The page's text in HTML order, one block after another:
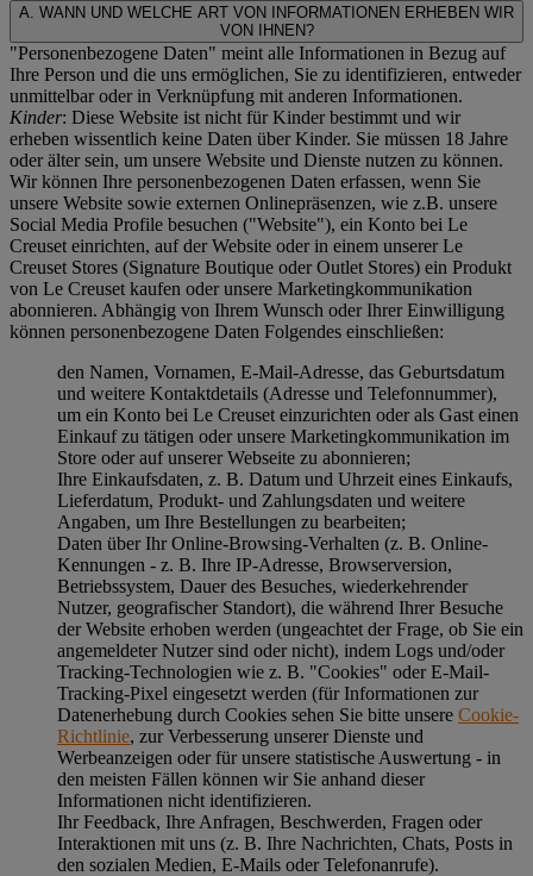
A. WANN UND WELCHE ART VON INFORMATIONEN ERHEBEN WIR
VON IHNEN?
"Personenbezogene Daten" meint alle Informationen in Bezug auf
Ihre Person und die uns ermöglichen, Sie zu identifizieren, entweder
unmittelbar oder in Verknüpfung mit anderen Informationen.
Kinder: Diese Website ist nicht für Kinder bestimmt und wir
erheben wissentlich keine Daten über Kinder. Sie müssen 18 Jahre
oder älter sein, um unsere Website und Dienste nutzen zu können.
Wir können Ihre personenbezogenen Daten erfassen, wenn Sie
unsere Website sowie externen Onlinepräsenzen, wie z.B. unsere
Social Media Profile besuchen ("Website"), ein Konto bei Le
Creuset einrichten, auf der Website oder in einem unserer Le
Creuset Stores (Signature Boutique oder Outlet Stores) ein Produkt
von Le Creuset kaufen oder unsere Marketingkommunikation
abonnieren. Abhängig von Ihrem Wunsch oder Ihrer Einwilligung
können personenbezogene Daten Folgendes einschließen:
den Namen, Vornamen, E-Mail-Adresse, das Geburtsdatum
und weitere Kontaktdetails (Adresse und Telefonnummer),
um ein Konto bei Le Creuset einzurichten oder als Gast einen
Einkauf zu tätigen oder unsere Marketingkommunikation im
Store oder auf unserer Webseite zu abonnieren;
Ihre Einkaufsdaten, z. B. Datum und Uhrzeit eines Einkaufs,
Lieferdatum, Produkt- und Zahlungsdaten und weitere
Angaben, um Ihre Bestellungen zu bearbeiten;
Daten über Ihr Online-Browsing-Verhalten (z. B. Online-
Kennungen - z. B. Ihre IP-Adresse, Browserversion,
Betriebssystem, Dauer des Besuches, wiederkehrender
Nutzer, geografischer Standort), die während Ihrer Besuche
der Website erhoben werden (ungeachtet der Frage, ob Sie ein
angemeldeter Nutzer sind oder nicht), indem Logs und/oder
Tracking-Technologien wie z. B. "Cookies" oder E-Mail-
Tracking-Pixel eingesetzt werden (für Informationen zur
Datenerhebung durch Cookies sehen Sie bitte unsere Cookie-
Richtlinie, zur Verbesserung unserer Dienste und
Werbeanzeigen oder für unsere statistische Auswertung - in
den meisten Fällen können wir Sie anhand dieser
Informationen nicht identifizieren.
Ihr Feedback, Ihre Anfragen, Beschwerden, Fragen oder
Interaktionen mit uns (z. B. Ihre Nachrichten, Chats, Posts in
den sozialen Medien, E-Mails oder Telefonanrufe).